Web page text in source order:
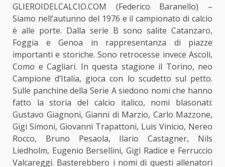
GLIEROIDELCALCIO.COM (Federico Baranello) –
Siamo nell’autunno del 1976 e il campionato di calcio
è alle porte. Dalla serie B sono salite Catanzaro,
Foggia e Genoa in rappresentanza di piazze
importanti e storiche. Sono retrocesse invece Ascoli,
Como e Cagliari. In questa stagione il Torino, neo
Campione d’Italia, gioca con lo scudetto sul petto.
Sulle panchine della Serie A siedono nomi che hanno
fatto la storia del calcio italico, nomi blasonati:
Gustavo Giagnoni, Gianni di Marzio, Carlo Mazzone,
Gigi Simoni, Giovanni Trapattoni, Luis Vinicio, Nereo
Rocco, Bruno Pesaola, Ilario Castagner, Nils
Liedholm, Eugenio Bersellini, Gigi Radice e Ferruccio
Valcareggi. Basterebbero i nomi di questi allenatori